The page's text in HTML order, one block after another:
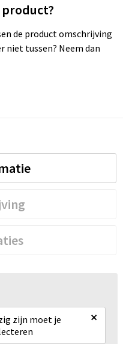
product?
de product omschrijving
niet tussen? Neem dan
zijn moet je
×